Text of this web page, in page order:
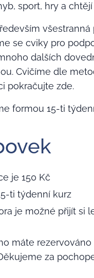
sport, hry a
se cviky pro
dalších
Cvičíme dle
pokračujte zde.
formou 15-ti
je 150 Kč
ti týdenní kurz
je možné přijít si
máte
za